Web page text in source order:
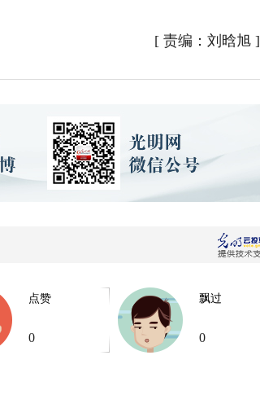
[ 责编：刘晗旭 ]
点赞
0
飘过
0